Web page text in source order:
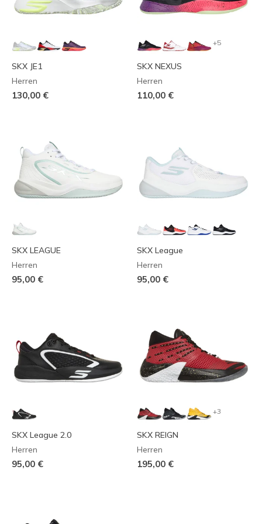
SKX JE1
Herren
130,00 €
+5
SKX NEXUS
Herren
110,00 €
SKX LEAGUE
Herren
95,00 €
SKX League
Herren
95,00 €
SKX League 2.0
Herren
95,00 €
+3
SKX REIGN
Herren
195,00 €